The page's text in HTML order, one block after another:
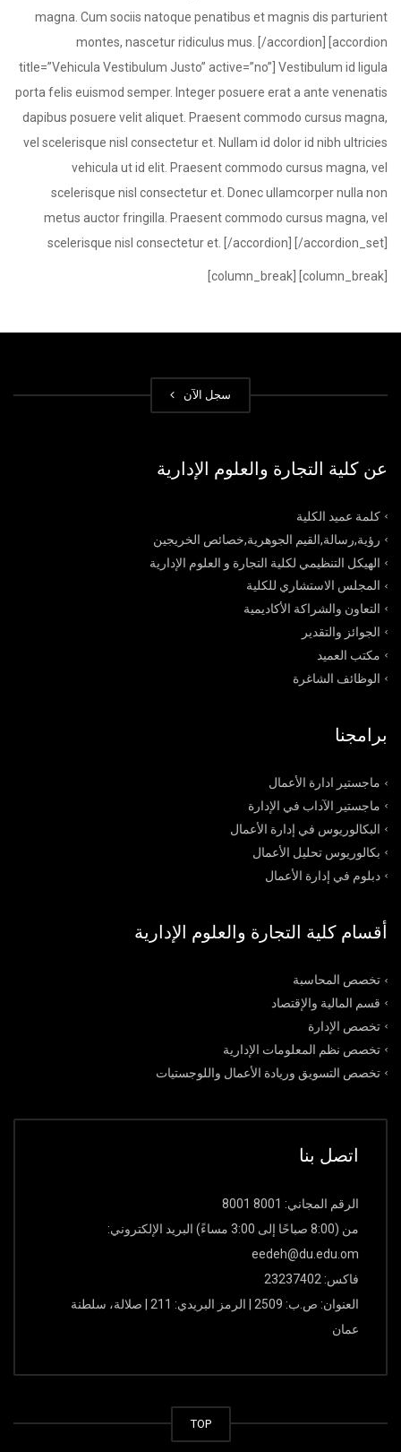
magna. Cum sociis natoque penatibus et magnis dis parturient
montes, nascetur ridiculus mus. [/accordion] [accordion
title=”Vehicula Vestibulum Justo” active=”no”] Vestibulum id ligula
porta felis euismod semper. Integer posuere erat a ante venenatis
dapibus posuere velit aliquet. Praesent commodo cursus magna,
vel scelerisque nisl consectetur et. Nullam id dolor id nibh ultricies
vehicula ut id elit. Praesent commodo cursus magna, vel
scelerisque nisl consectetur et. Donec ullamcorper nulla non
metus auctor fringilla. Praesent commodo cursus magna, vel
scelerisque nisl consectetur et. [/accordion] [/accordion_set]
سجل الآن
عن كلية التجارة والعلوم الإدارية
كلمة عميد الكلية
رؤية,رسالة,القيم الجوهرية,خصائص الخريجين
الهيكل التنظيمي لكلية التجارة و العلوم الإدارية
المجلس الاستشاري للكلية
التعاون والشراكة الأكاديمية
الجوائز والتقدير
مكتب العميد
الوظائف الشاغرة
برامجنا
ماجستير ادارة الأعمال
ماجستير الآداب في الإدارة
البكالوريوس في إدارة الأعمال
بكالوريوس تحليل الأعمال
دبلوم في إدارة الأعمال
أقسام كلية التجارة والعلوم الإدارية
تخصص المحاسبة
قسم المالية والإقتصاد
تخصص الإدارة
تخصص نظم المعلومات الإدارية
تخصص التسويق وريادة الأعمال واللوجستيات
اتصل بنا
الرقم المجاني: 8001 8001
من (8:00 صباحًا إلى 3:00 مساءً) البريد الإلكتروني:
eedeh@du.edu.om
فاكس: 23237402
العنوان: ص.ب: 2509 | الرمز البريدي: 211 | صلالة، سلطنة
عمان
TOP